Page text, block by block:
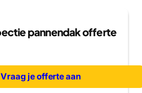
Vraag je offerte aan